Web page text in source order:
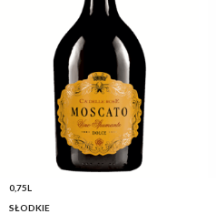
0,75L
SŁODKIE